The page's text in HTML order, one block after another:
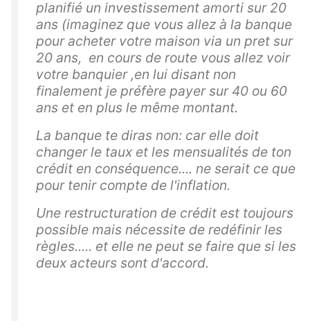
planifié un investissement amorti sur 20
ans (imaginez que vous allez à la banque
pour acheter votre maison via un pret sur
20 ans, en cours de route vous allez voir
votre banquier ,en lui disant non
finalement je préfère payer sur 40 ou 60
ans et en plus le même montant.
La banque te diras non: car elle doit
changer le taux et les mensualités de ton
crédit en conséquence.... ne serait ce que
pour tenir compte de l'inflation.
Une restructuration de crédit est toujours
possible mais nécessite de redéfinir les
règles..... et elle ne peut se faire que si les
deux acteurs sont d'accord.